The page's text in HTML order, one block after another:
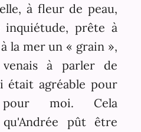
à fleur de peau,
prête à
la mer un « grain »,
à parler de
était agréable pour
moi. Cela
pût être